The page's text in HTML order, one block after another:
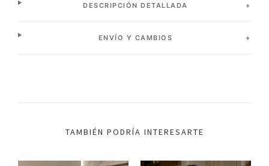
DESCRIPCIÓN DETALLADA
ENVÍO Y CAMBIOS
TAMBIÉN PODRÍA INTERESARTE